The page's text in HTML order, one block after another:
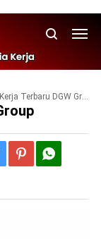
Terbaru DGW Group